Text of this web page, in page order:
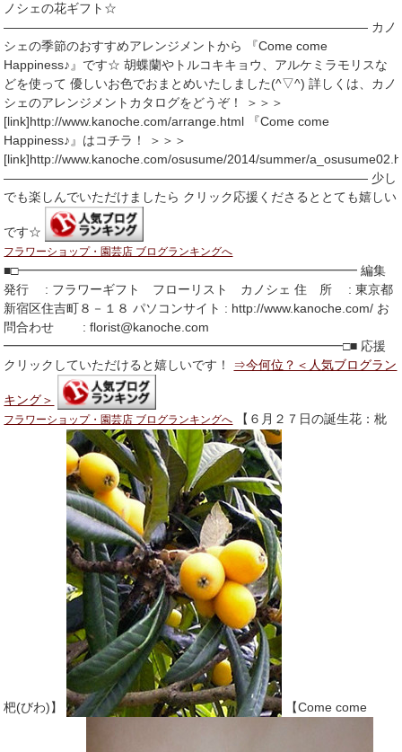
ノシェの花ギフト☆
――――――――――――――――――――――――――――― カノ
シェの季節のおすすめアレンジメントから 『Come come
Happiness♪』です☆ 胡蝶蘭やトルコキキョウ、アルケミラモリスな
どを使って 優しいお色でおまとめいたしました(^▽^) 詳しくは、カノ
シェのアレンジメントカタログをどうぞ！ ＞＞＞
[link]http://www.kanoche.com/arrange.html 『Come come
Happiness♪』はコチラ！ ＞＞＞
[link]http://www.kanoche.com/osusume/2014/summer/
――――――――――――――――――――――――――――― 少し
でも楽しんでいただけましたら クリック応援くださるととても嬉しい
です☆
フラワーショップ・園芸店 ブログランキングへ
■□━━━━━━━━━━━━━━━━━━━━━━━━━━━ 編集
発行 : フラワーギフト フローリスト カノシェ 住 所 : 東京都
新宿区住吉町８－１８ パソコンサイト : http://www.kanoche.com/ お
問合わせ : florist@kanoche.com
━━━━━━━━━━━━━━━━━━━━━━━━━━━□■ 応援
クリックしていただけると嬉しいです！ ⇒今何位？＜人気ブログラン
キング＞
フラワーショップ・園芸店 ブログランキングへ 【６月２７日の誕生花：枇
杷(びわ)】 【Come come